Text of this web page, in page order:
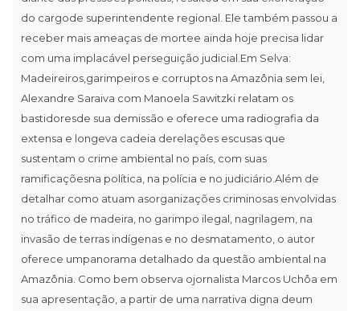
do cargode superintendente regional. Ele também passou a
receber mais ameaças de mortee ainda hoje precisa lidar
com uma implacável perseguição judicial.Em Selva:
Madeireiros,garimpeiros e corruptos na Amazônia sem lei,
Alexandre Saraiva com Manoela Sawitzki relatam os
bastidoresde sua demissão e oferece uma radiografia da
extensa e longeva cadeia derelações escusas que
sustentam o crime ambiental no país, com suas
ramificaçõesna política, na polícia e no judiciário.Além de
detalhar como atuam asorganizações criminosas envolvidas
no tráfico de madeira, no garimpo ilegal, nagrilagem, na
invasão de terras indígenas e no desmatamento, o autor
oferece umpanorama detalhado da questão ambiental na
Amazônia. Como bem observa ojornalista Marcos Uchôa em
sua apresentação, a partir de uma narrativa digna deum